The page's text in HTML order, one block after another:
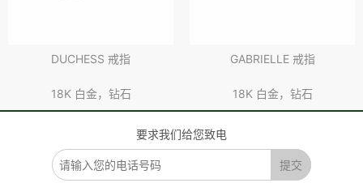
DUCHESS 戒指
18K 白金，钻石
GABRIELLE 戒指
18K 白金，钻石
要求我们给您致电